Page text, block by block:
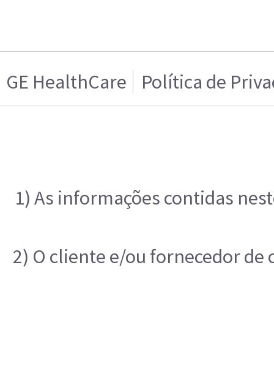
GE HealthCare Política de
1) As informações contidas
2) O cliente e/ou fornecedor